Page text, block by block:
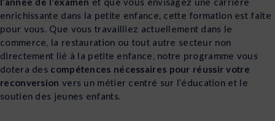
enrichissante dans la petite enfance, cette formation est faite
pour vous. Que vous travailliez actuellement dans le
commerce, la restauration ou tout autre secteur non
directement lié à la petite enfance, notre programme vous
dotera des compétences nécessaires pour réussir votre
reconversion vers un métier centré sur l’éducation et le
soutien des jeunes enfants.